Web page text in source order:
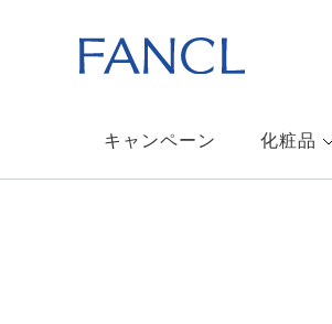
キャンペーン 化粧品